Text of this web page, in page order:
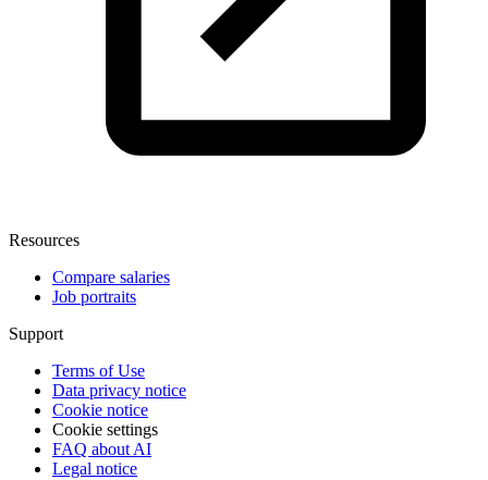
Resources
Compare salaries
Job portraits
Support
Terms of Use
Data privacy notice
Cookie notice
Cookie settings
FAQ about AI
Legal notice